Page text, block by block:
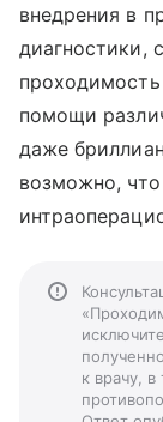
внедрения в
диагностики,
помощи
даже
возможно,
к врачу,